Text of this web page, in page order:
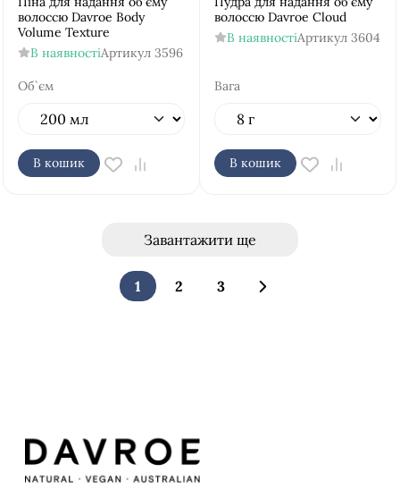
волоссю Davroe Body
Volume Texture
В наявностіАртикул 3596
Об`єм
В кошик
волоссю Davroe Cloud
В наявностіАртикул 3604
Вага
В кошик
Завантажити ще
1 2 3